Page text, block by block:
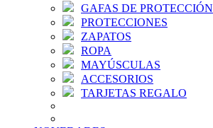
GAFAS DE PROTECCIÓN
PROTECCIONES
ZAPATOS
ROPA
MAYÚSCULAS
ACCESORIOS
TARJETAS REGALO